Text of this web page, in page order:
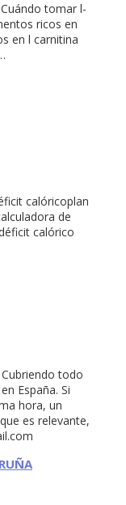
tomar l-
ricos en
en l carnitina
calóricoplan
de
calórico
todo
España. Si
hora, un
es relevante,